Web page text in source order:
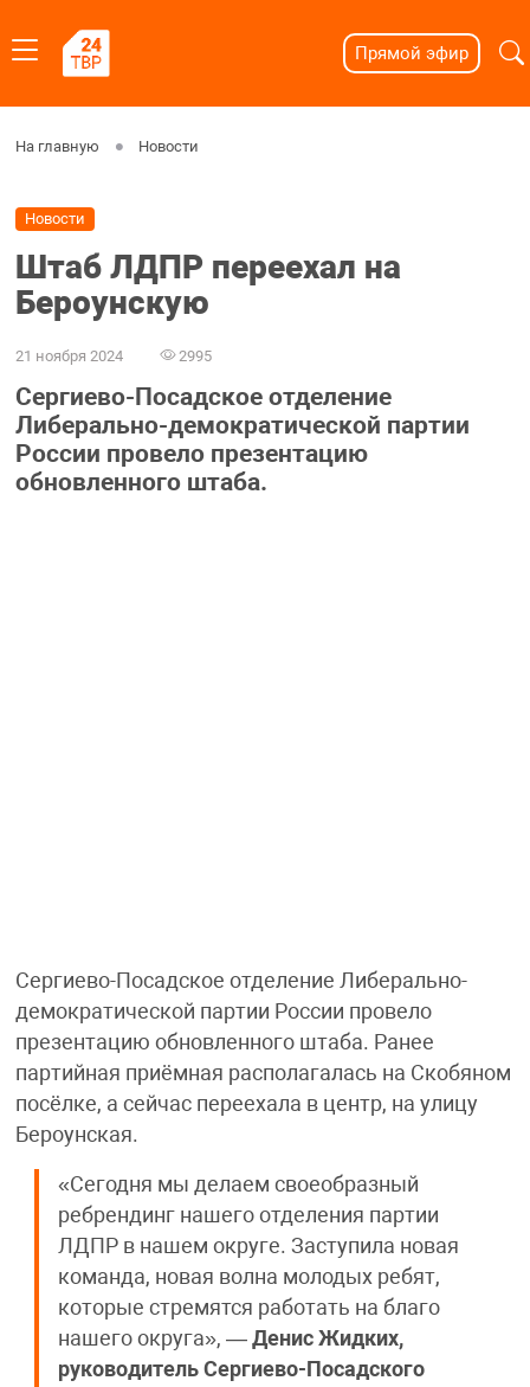
Прямой эфир
На главную Новости
Новости
Штаб ЛДПР переехал на
Бероунскую
21 ноября 2024 2995
Сергиево-Посадское отделение
Либерально-демократической партии
России провело презентацию
обновленного штаба.
Сергиево-Посадское отделение Либерально-
демократической партии России провело
презентацию обновленного штаба. Ранее
партийная приёмная располагалась на Скобяном
посёлке, а сейчас переехала в центр, на улицу
Бероунская.
«Сегодня мы делаем своеобразный
ребрендинг нашего отделения партии
ЛДПР в нашем округе. Заступила новая
команда, новая волна молодых ребят,
которые стремятся работать на благо
нашего округа», — Денис Жидких,
руководитель Сергиево-Посадского